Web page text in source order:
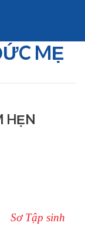
MẸ
HẸN
Sơ Tập sinh